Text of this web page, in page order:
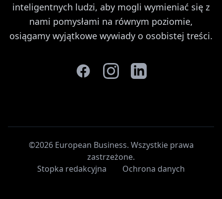
inteligentnych ludzi, aby mogli wymieniać się z
nami pomysłami na równym poziomie,
osiągamy wyjątkowe wywiady o osobistej treści.
©2026 European Business. Wszystkie prawa
zastrzeżone.
Stopka redakcyjna
Ochrona danych